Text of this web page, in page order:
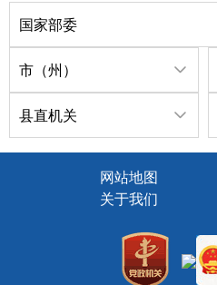
国家部委
市（州）
县直机关
网站地图
关于我们